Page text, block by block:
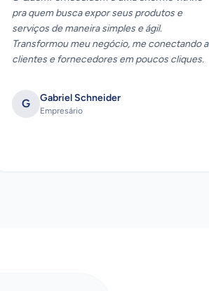
pra quem busca expor seus produtos e
serviços de maneira simples e ágil.
Transformou meu negócio, me conectando a
clientes e fornecedores em poucos cliques.
G Gabriel Schneider
Empresário